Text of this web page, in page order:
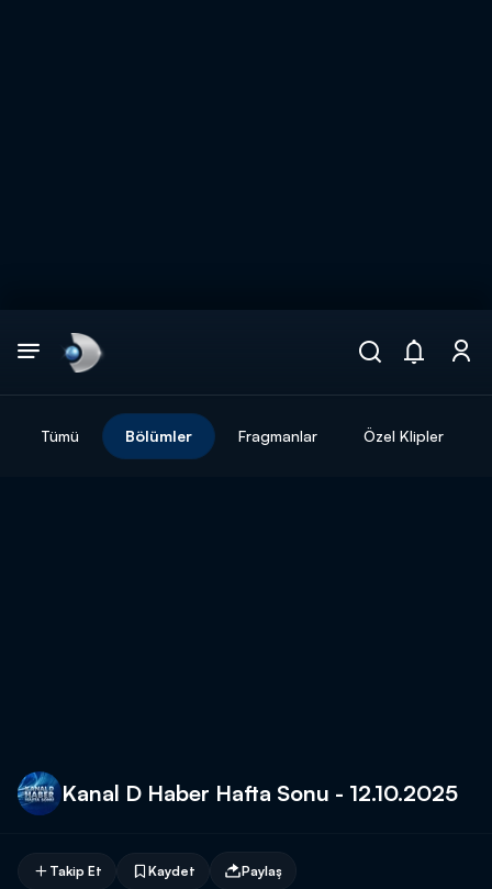
Tümü Bölümler Fragmanlar Özel Klipler
Kanal D Haber Hafta Sonu - 12.10.2025
Takip Et Kaydet Paylaş